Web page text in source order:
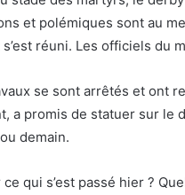
et polémiques sont au
réuni. Les officiels
se sont arrêtés et ont
a promis de statuer sur le
demain.
qui s’est passé hier ?